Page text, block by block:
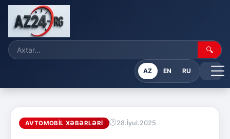
🔍
AZ EN RU
AVTOMOBIL XƏBƏRLƏRI 28.İyul.2025